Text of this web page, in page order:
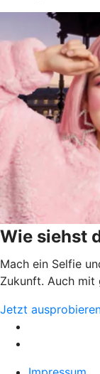
Wie siehst
Mach ein Selfie
Zukunft. Auch mit
Jetzt